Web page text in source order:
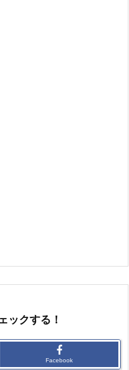
ックする！
Facebook